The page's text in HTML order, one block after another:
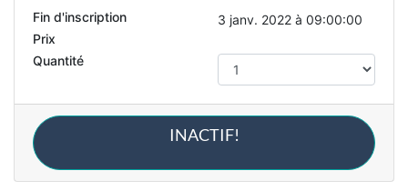
Fin d'inscription
3 janv. 2022 à 09:00:00
Prix
Quantité
INACTIF!